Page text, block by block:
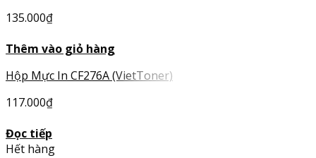
135.000₫
Thêm vào giỏ hàng
Hộp Mực In CF276A (VietToner)
117.000₫
Đọc tiếp
Hết hàng